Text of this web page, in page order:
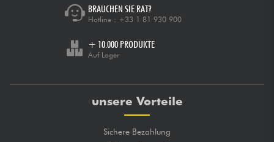
BRAUCHEN SIE RAT?
Hotline : +33 1 81 930 900
+ 10.000 PRODUKTE
Auf Lager
unsere Vorteile
Sichere Bezahlung